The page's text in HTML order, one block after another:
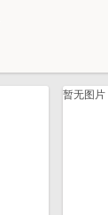
暂无图片